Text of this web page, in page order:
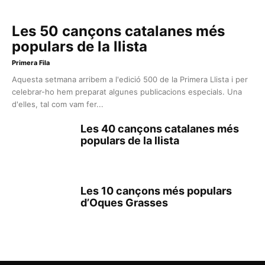
Les 50 cançons catalanes més
populars de la llista
Primera Fila
Aquesta setmana arribem a l'edició 500 de la Primera Llista i per
celebrar-ho hem preparat algunes publicacions especials. Una
d'elles, tal com vam fer...
Les 40 cançons catalanes més
populars de la llista
Les 10 cançons més populars
d’Oques Grasses